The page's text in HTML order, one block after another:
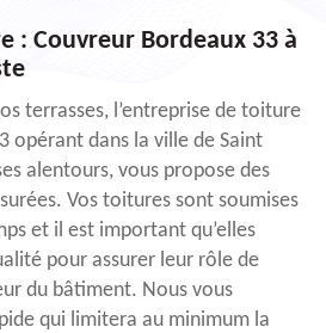
: Couvreur Bordeaux 33 à
terrasses, l’entreprise de toiture
opérant dans la ville de Saint
alentours, vous propose des
Vos toitures sont soumises
et il est important qu’elles
pour assurer leur rôle de
du bâtiment. Nous vous
qui limitera au minimum la